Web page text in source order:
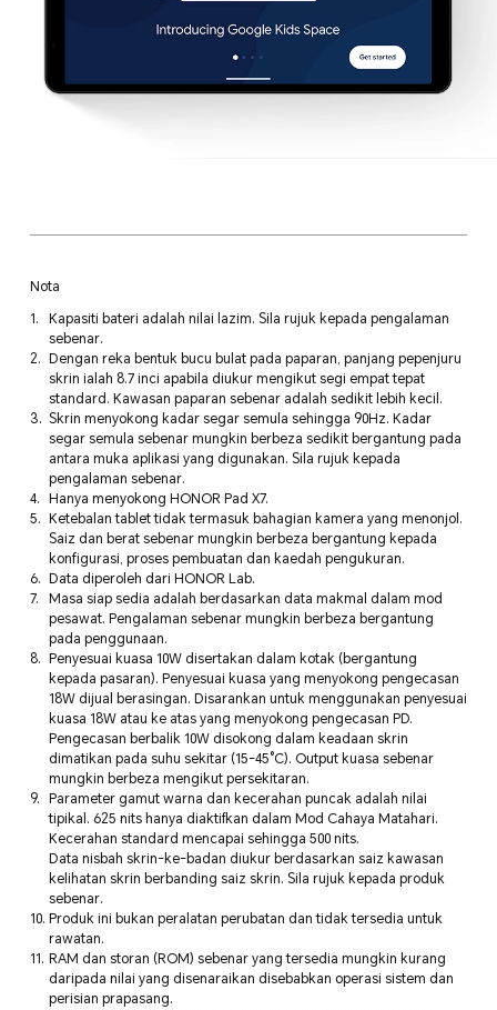
Nota
Kapasiti bateri adalah nilai lazim. Sila rujuk kepada pengalaman
sebenar.
Dengan reka bentuk bucu bulat pada paparan, panjang pepenjuru
skrin ialah 8.7 inci apabila diukur mengikut segi empat tepat
standard. Kawasan paparan sebenar adalah sedikit lebih kecil.
Skrin menyokong kadar segar semula sehingga 90Hz. Kadar
segar semula sebenar mungkin berbeza sedikit bergantung pada
antara muka aplikasi yang digunakan. Sila rujuk kepada
pengalaman sebenar.
Hanya menyokong HONOR Pad X7.
Ketebalan tablet tidak termasuk bahagian kamera yang menonjol.
Saiz dan berat sebenar mungkin berbeza bergantung kepada
konfigurasi, proses pembuatan dan kaedah pengukuran.
Data diperoleh dari HONOR Lab.
Masa siap sedia adalah berdasarkan data makmal dalam mod
pesawat. Pengalaman sebenar mungkin berbeza bergantung
pada penggunaan.
Penyesuai kuasa 10W disertakan dalam kotak (bergantung
kepada pasaran). Penyesuai kuasa yang menyokong pengecasan
18W dijual berasingan. Disarankan untuk menggunakan penyesuai
kuasa 18W atau ke atas yang menyokong pengecasan PD.
Pengecasan berbalik 10W disokong dalam keadaan skrin
dimatikan pada suhu sekitar (15-45°C). Output kuasa sebenar
mungkin berbeza mengikut persekitaran.
Parameter gamut warna dan kecerahan puncak adalah nilai
tipikal. 625 nits hanya diaktifkan dalam Mod Cahaya Matahari.
Kecerahan standard mencapai sehingga 500 nits.
Data nisbah skrin-ke-badan diukur berdasarkan saiz kawasan
kelihatan skrin berbanding saiz skrin. Sila rujuk kepada produk
sebenar.
Produk ini bukan peralatan perubatan dan tidak tersedia untuk
rawatan.
RAM dan storan (ROM) sebenar yang tersedia mungkin kurang
daripada nilai yang disenaraikan disebabkan operasi sistem dan
perisian prapasang.